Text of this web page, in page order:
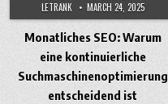
LETRANK MARCH 24, 2025
Monatliches SEO: Warum
eine kontinuierliche
Suchmaschinenoptimierung
entscheidend ist